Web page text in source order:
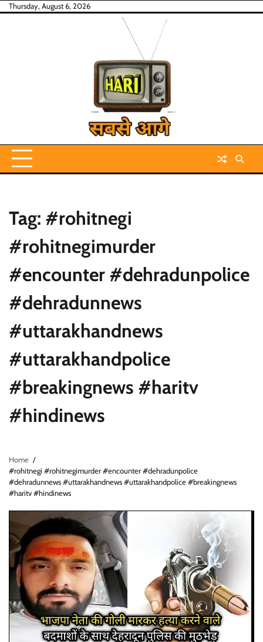
SkipThursday, August 6, 2026
Tag: #rohitnegi
#rohitnegimurder
#encounter #dehradunpolice
#dehradunnews
#uttarakhandnews
#uttarakhandpolice
#breakingnews #haritv
#hindinews
Home
#rohitnegi #rohitnegimurder #encounter #dehradunpolice
#dehradunnews #uttarakhandnews #uttarakhandpolice #breakingnews
#haritv #hindinews